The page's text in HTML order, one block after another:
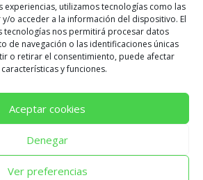
experiencias, utilizamos tecnologías como las
o acceder a la información del dispositivo. El
tecnologías nos permitirá procesar datos
de navegación o las identificaciones únicas
o retirar el consentimiento, puede afectar
y funciones.
Aceptar cookies
Denegar
Ver preferencias
RESERVA TU CITA
© COPYRIGHT 2026 ·AVISO LEGAL·
·POLÍTICA DE COOKIES